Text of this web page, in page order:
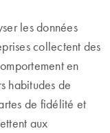
les données
collectent des
en
habitudes de
de fidélité et
aux